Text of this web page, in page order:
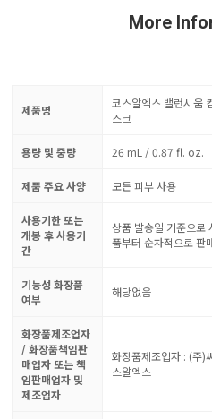
More
제품명
코스알엑스 밸런시움
스크
용량 및 중량 26 mL / 0.87 fl. oz.
제품 주요 사양 모든 피부 사용
사용기한 또는
개봉 후 사용기
간
상품 발송일 기준으로
품부터 순차적으로 판
기능성 화장품
여부
해당없음
화장품제조업자
/ 화장품책임판
매업자 또는 책
임판매업자 및
제조업자
화장품제조업자 : (주)
스알엑스